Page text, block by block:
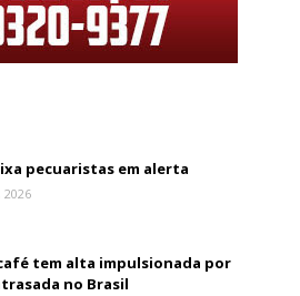
pecuaristas em alerta
2026
tem alta impulsionada por
no Brasil